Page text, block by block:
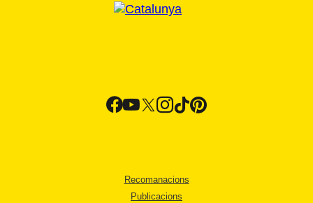
Recomanacions
Publicacions